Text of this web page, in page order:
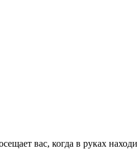
вас, когда в руках